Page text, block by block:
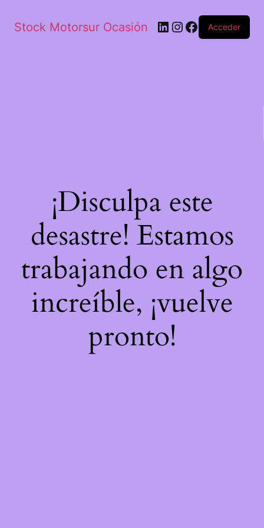
Stock Motorsur Ocasión Acceder
¡Disculpa este
desastre! Estamos
trabajando en algo
increíble, ¡vuelve
pronto!